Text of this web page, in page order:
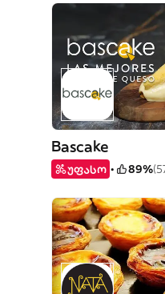
Bascake
უფასო 89%